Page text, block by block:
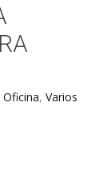
, Varios